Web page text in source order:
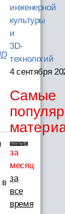
в
инженерной
культуры
и
3D-
технологий
4 сентября
Самые
за
месяц
за
все
время